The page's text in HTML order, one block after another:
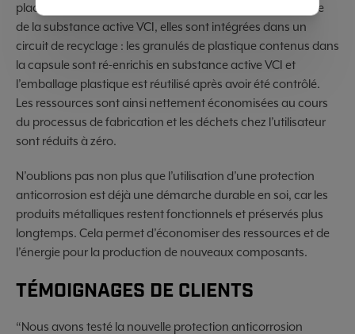
place de navettes de réutilisation. À la fin de la durée de vie
de la substance active VCI, elles sont intégrées dans un
circuit de recyclage : les granulés de plastique contenus dans
la capsule sont ré-enrichis en substance active VCI et
l’emballage plastique est réutilisé après avoir été contrôlé.
Les ressources sont ainsi nettement économisées au cours
du processus de fabrication et les déchets chez l’utilisateur
sont réduits à zéro.
N’oublions pas non plus que l’utilisation d’une protection
anticorrosion est déjà une démarche durable en soi, car les
produits métalliques restent fonctionnels et préservés plus
longtemps. Cela permet d’économiser des ressources et de
l’énergie pour la production de nouveaux composants.
TÉMOIGNAGES DE CLIENTS
“Nous avons testé la nouvelle protection anticorrosion